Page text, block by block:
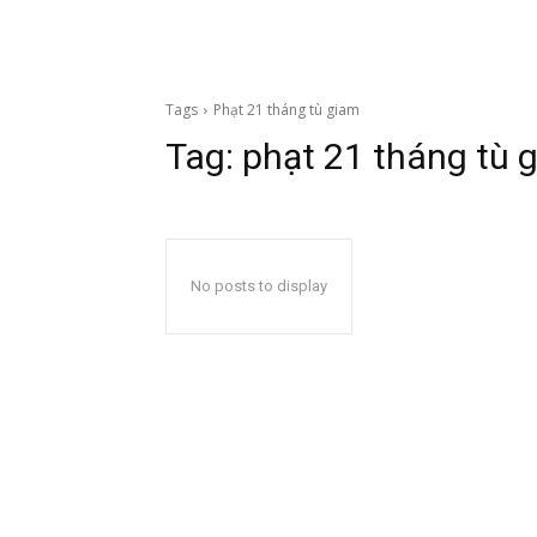
Tags Phạt 21 tháng tù giam
Tag: phạt 21 tháng tù
No posts to display